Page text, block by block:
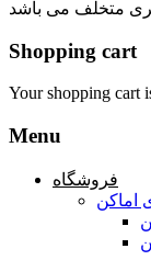
متخلف می باشد
Shopping cart
Your shopping cart
Menu
فروشگاه
اماکن